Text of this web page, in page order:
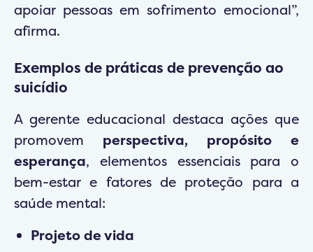
apoiar pessoas em sofrimento emocional”,
afirma.
Exemplos de práticas de prevenção ao
suicídio
A gerente educacional destaca ações que
promovem perspectiva, propósito e
esperança, elementos essenciais para o
bem-estar e fatores de proteção para a
saúde mental:
Projeto de vida